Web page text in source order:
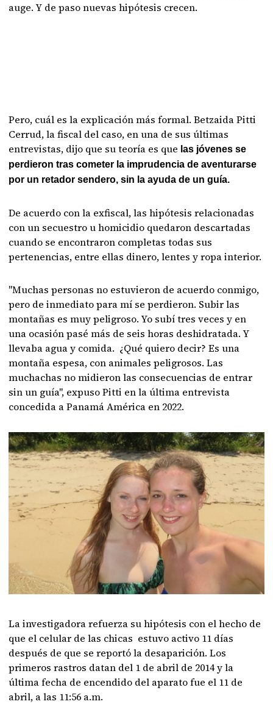
auge. Y de paso nuevas hipótesis crecen.
Pero, cuál es la explicación más formal. Betzaida Pitti
Cerrud, la fiscal del caso, en una de sus últimas
entrevistas, dijo que su teoría es que las jóvenes se
perdieron tras cometer la imprudencia de aventurarse
por un retador sendero, sin la ayuda de un guía.
De acuerdo con la exfiscal, las hipótesis relacionadas
con un secuestro u homicidio quedaron descartadas
cuando se encontraron completas todas sus
pertenencias, entre ellas dinero, lentes y ropa interior.
"Muchas personas no estuvieron de acuerdo conmigo,
pero de inmediato para mí se perdieron. Subir las
montañas es muy peligroso. Yo subí tres veces y en
una ocasión pasé más de seis horas deshidratada. Y
llevaba agua y comida. ¿Qué quiero decir? Es una
montaña espesa, con animales peligrosos. Las
muchachas no midieron las consecuencias de entrar
sin un guía", expuso Pitti en la última entrevista
concedida a Panamá América en 2022.
La investigadora refuerza su hipótesis con el hecho de
que el celular de las chicas estuvo activo 11 días
después de que se reportó la desaparición. Los
primeros rastros datan del 1 de abril de 2014 y la
última fecha de encendido del aparato fue el 11 de
abril, a las 11:56 a.m.